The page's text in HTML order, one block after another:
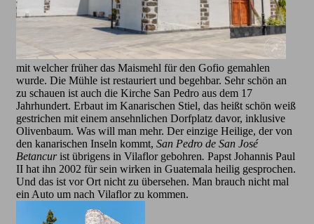
mit welcher früher das Maismehl für den Gofio gemahlen
wurde. Die Mühle ist restauriert und begehbar. Sehr schön an
zu schauen ist auch die Kirche San Pedro aus dem 17
Jahrhundert. Erbaut im Kanarischen Stiel, das heißt schön weiß
gestrichen mit einem ansehnlichen Dorfplatz davor, inklusive
Olivenbaum. Was will man mehr. Der einzige Heilige, der von
den kanarischen Inseln kommt, San Pedro de San José
Betancurist übrigens in Vilaflor gebohren. Papst Johannis Paul
II hat ihn 2002 für sein wirken in Guatemala heilig gesprochen.
Und das ist vor Ort nicht zu übersehen. Man brauch nicht mal
ein Auto um nach Vilaflor zu kommen.